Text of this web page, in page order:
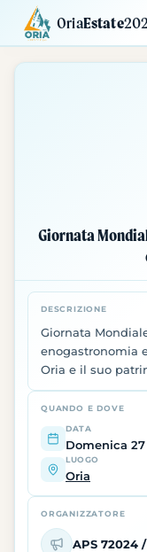
OriaEstate
Calendario
Giornata
DESCRIZIONE
Giornata
enogastronomia
Oria e il suo
QUANDO E DOVE
DATA
Domenica
LUOGO
Oria
ORGANIZZATORE
APS 72024